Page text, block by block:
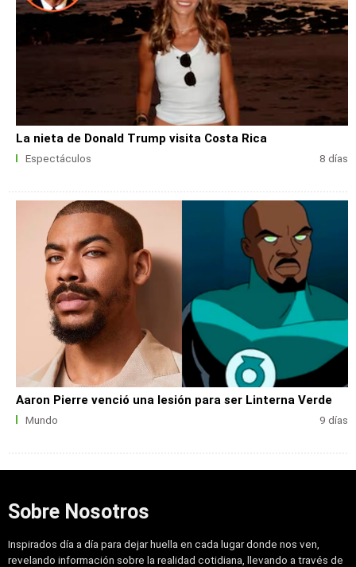
La nieta de Donald Trump visita Costa Rica
Espectáculos 8 días
Aaron Pierre venció una lesión para ser Linterna Verde
Mundo 9 días
Sobre Nosotros
Inspirados día a día para dejar huella en cada lugar donde nos ven,
revelando información sobre la realidad cotidiana, llevando a través de